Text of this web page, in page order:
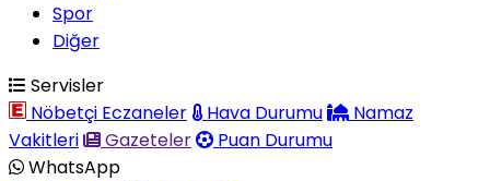
Spor
Diğer
Servisler
Nöbetçi Eczaneler
Hava Durumu
Namaz
Vakitleri
Gazeteler
Puan Durumu
WhatsApp